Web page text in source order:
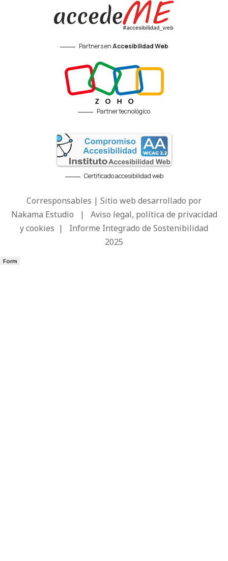
Partners enAccesibilidad Web
Partner tecnológico
Certificado accesibilidad web
Corresponsables | Sitio web desarrollado por
Nakama Estudio | Aviso legal, política de privacidad
y cookies | Informe Integrado de Sostenibilidad
2025
Form